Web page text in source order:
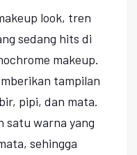
look, tren
sedang hits di
makeup.
tampilan
pipi, dan mata.
satu warna yang
sehingga